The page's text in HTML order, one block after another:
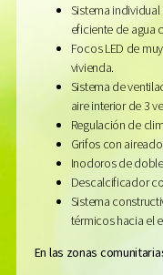
Sistema
eficiente de agua
Focos LED de
vivienda.
Sistema de
aire interior de 3
Regulación de
Grifos con
Inodoros de
Descalcificador
Sistema
térmicos hacia el
En las zonas